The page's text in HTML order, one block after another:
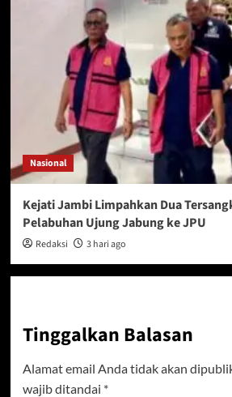
Nasional
Kejati Jambi Limpahkan Dua
Pelabuhan Ujung Jabung ke JPU
Redaksi 3 hari ago
Tinggalkan Balasan
Alamat email Anda tidak akan
wajib ditandai *